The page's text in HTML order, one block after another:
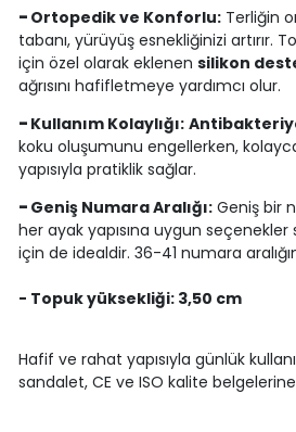
- Ortopedik ve Konforlu:Terliğin
tabanı, yürüyüş esnekliğinizi artırır.
için özel olarak eklenen silikon
ağrısını hafifletmeye yardımcı olur.
- Kullanım Kolaylığı:
koku oluşumunu engellerken,
yapısıyla pratiklik sağlar.
- Geniş Numara Aralığı:Geniş bir
her ayak yapısına uygun seçenekler
için de idealdir. 36-41 numara
- Topuk yüksekliği: 3,50 cm
Hafif ve rahat yapısıyla günlük
sandalet, CE ve ISO kalite